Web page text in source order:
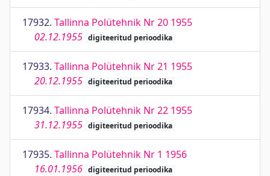
17932. Tallinna Polütehnik Nr 20 1955
02.12.1955 digiteeritud perioodika
17933. Tallinna Polütehnik Nr 21 1955
20.12.1955 digiteeritud perioodika
17934. Tallinna Polütehnik Nr 22 1955
31.12.1955 digiteeritud perioodika
17935. Tallinna Polütehnik Nr 1 1956
16.01.1956 digiteeritud perioodika